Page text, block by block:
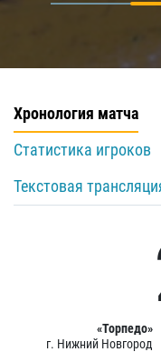
Хронология матча
Статистика игроков
Текстовая
«Торпедо»
г. Нижний Новгород